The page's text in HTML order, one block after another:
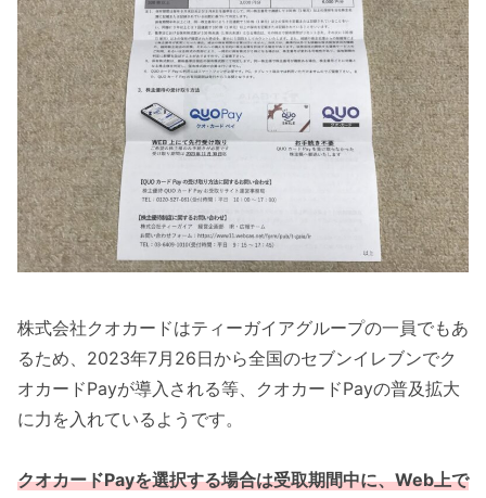
株式会社クオカードはティーガイアグループの一員でもあ
るため、2023年7月26日から全国のセブンイレブンでク
オカードPayが導入される等、クオカードPayの普及拡大
に力を入れているようです。
クオカードPayを選択する場合は受取期間中に、Web上で